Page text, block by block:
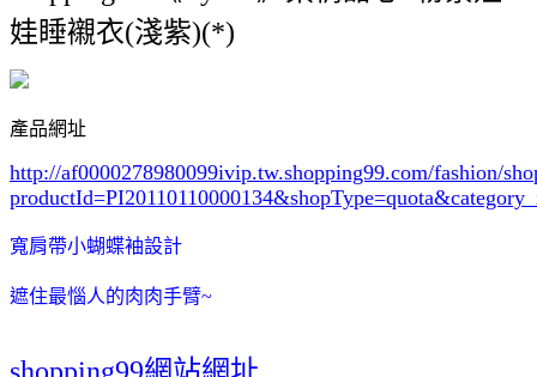
娃睡襯衣(淺紫)(*)
產品網址
http://af0000278980099ivip.tw.shopping99.com/fashion/
寬肩帶小蝴蝶袖設計
遮住最惱人的肉肉手臂~